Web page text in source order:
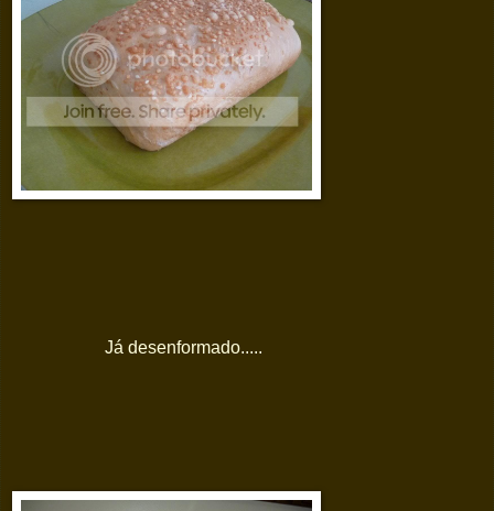
Já desenformado.....